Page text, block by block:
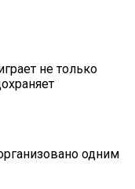
не только
одним